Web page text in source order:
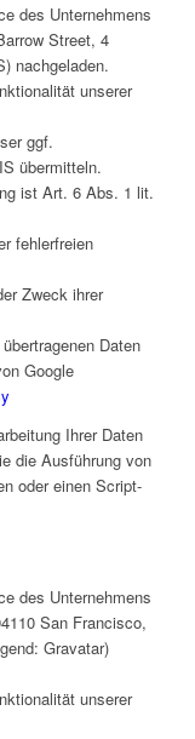
des Unternehmens
Street, 4
nachgeladen.
unserer
ggf.
übermitteln.
ist Art. 6 Abs. 1 lit.
fehlerfreien
Zweck ihrer
Daten
Google
Ihrer Daten
die Ausführung von
oder einen Script-
des Unternehmens
San Francisco,
Gravatar)
unserer